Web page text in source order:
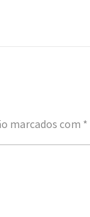
marcados com *